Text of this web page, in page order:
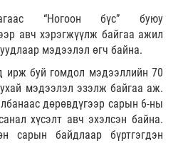
“Ногоон бүс” буюу
авч хэрэгжүүлж байгаа ажил
мэдээлэл өгч байна.
ирж буй гомдол мэдээллийн 70
мэдээлэл эзэлж байгаа аж.
дөрөвдүгээр сарын 6-ны
хүсэлт авч эхэлсэн байна.
сарын байдлаар бүртгэгдэн